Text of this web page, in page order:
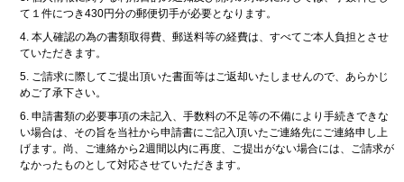
て１件につき430円分の郵便切手が必要となります。
本人確認の為の書類取得費、郵送料等の経費は、すべてご本人負担とさせ
ていただきます。
ご請求に際してご提出頂いた書面等はご返却いたしませんので、あらかじ
めご了承下さい。
申請書類の必要事項の未記入、手数料の不足等の不備により手続きできな
い場合は、その旨を当社から申請書にご記入頂いたご連絡先にご連絡申し上
げます。尚、ご連絡から2週間以内に再度、ご提出がない場合には、ご請求が
なかったものとして対応させていただきます。